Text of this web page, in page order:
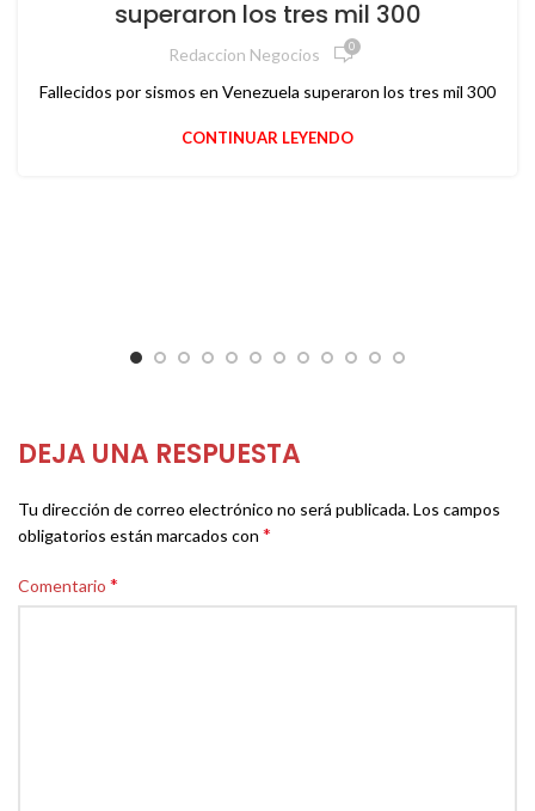
superaron los tres mil 300
Redaccion Negocios 0
Fallecidos por sismos en Venezuela superaron los tres mil 300
CONTINUAR LEYENDO
DEJA UNA RESPUESTA
Tu dirección de correo electrónico no será publicada.Los campos
obligatorios están marcados con *
Comentario *